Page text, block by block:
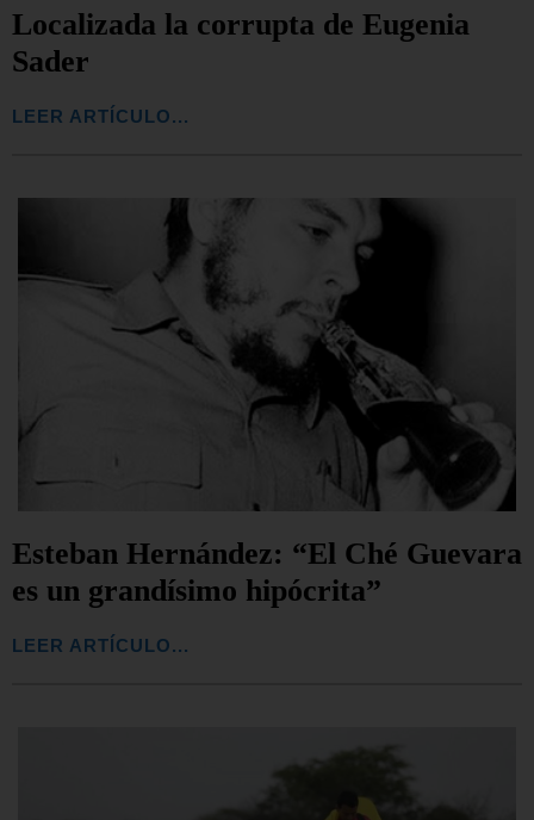
Localizada la corrupta de Eugenia
Sader
LEER ARTÍCULO...
Esteban Hernández: “El Ché Guevara
es un grandísimo hipócrita”
LEER ARTÍCULO...